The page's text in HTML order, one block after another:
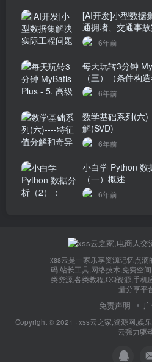
[AI开发]小型数
通拥堵、交通事
6年前
每天玩转3分钟
（三）（条件构造
6年前
数学基础系列(六
解(SVD)
6年前
小白学 Python 数
（一）概述
6年前
xss云是一家乐享资源记忆点滴
码,站长工具,网络技术,免费空
类资源,各类教程,QQ资源,手机
量分享平
免责声明
Copyright © 2021 · xss云之家,资源网,娱
云强力驱